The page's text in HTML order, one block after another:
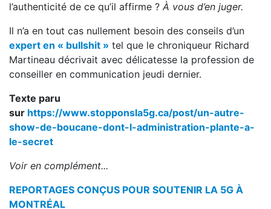
l’authenticité de ce qu’il affirme ? À vous d’en juger.
Il n’a en tout cas nullement besoin des conseils d’un
expert en « bullshit » tel que le chroniqueur Richard
Martineau décrivait avec délicatesse la profession de
conseiller en communication jeudi dernier.
Texte paru
sur https://www.stopponsla5g.ca/post/un-autre-
show-de-boucane-dont-l-administration-plante-a-
le-secret
Voir en complément...
REPORTAGES CONÇUS POUR SOUTENIR LA 5G À
MONTRÉAL